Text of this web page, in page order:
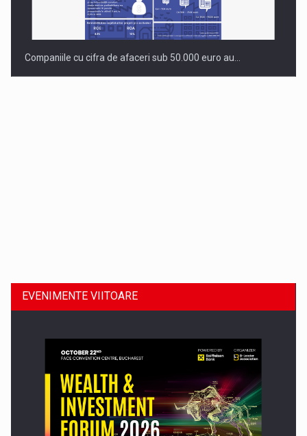
Companiile cu cifra de afaceri sub 50.000 euro au…
Comunicat de presa: Joburile part-time reincep sa intre pe…
EVENIMENTE VIITOARE